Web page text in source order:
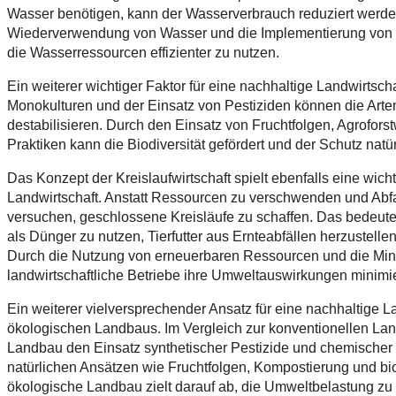
Wasser benötigen, kann der Wasserverbrauch reduziert
Wiederverwendung von Wasser und die Implementierung
die Wasserressourcen effizienter zu nutzen.
Ein weiterer wichtiger Faktor für eine nachhaltige
Monokulturen und der Einsatz von Pestiziden können die
destabilisieren. Durch den Einsatz von Fruchtfolgen,
Praktiken kann die Biodiversität gefördert und der Schutz
Das Konzept der Kreislaufwirtschaft spielt ebenfalls eine
Landwirtschaft. Anstatt Ressourcen zu verschwenden und
versuchen, geschlossene Kreisläufe zu schaffen. Das
als Dünger zu nutzen, Tierfutter aus Ernteabfällen
Durch die Nutzung von erneuerbaren Ressourcen und die
landwirtschaftliche Betriebe ihre Umweltauswirkungen
Ein weiterer vielversprechender Ansatz für eine nachhaltige
ökologischen Landbaus. Im Vergleich zur konventionellen
Landbau den Einsatz synthetischer Pestizide und
natürlichen Ansätzen wie Fruchtfolgen, Kompostierung und
ökologische Landbau zielt darauf ab, die Umweltbelastung